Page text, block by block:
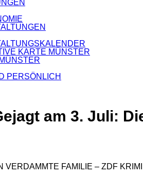
KARTE MÜNSTER
PERSÖNLICH
am 3. Juli: